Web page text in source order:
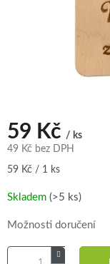
59 Kč / ks
49 Kč bez DPH
Měrná
59 Kč / 1 ks
Skladem (>5 ks)
Možnosti doručení